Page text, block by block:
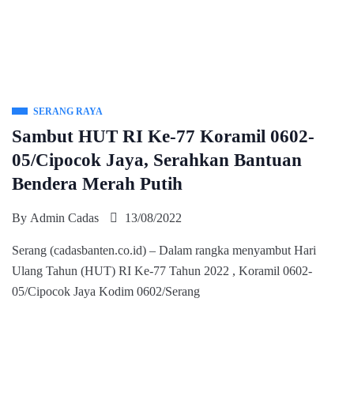
SERANG RAYA
Sambut HUT RI Ke-77 Koramil 0602-
05/Cipocok Jaya, Serahkan Bantuan
Bendera Merah Putih
By Admin Cadas 13/08/2022
Serang (cadasbanten.co.id) – Dalam rangka menyambut Hari
Ulang Tahun (HUT) RI Ke-77 Tahun 2022 , Koramil 0602-
05/Cipocok Jaya Kodim 0602/Serang